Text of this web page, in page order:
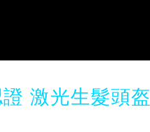
激光生髮頭盔